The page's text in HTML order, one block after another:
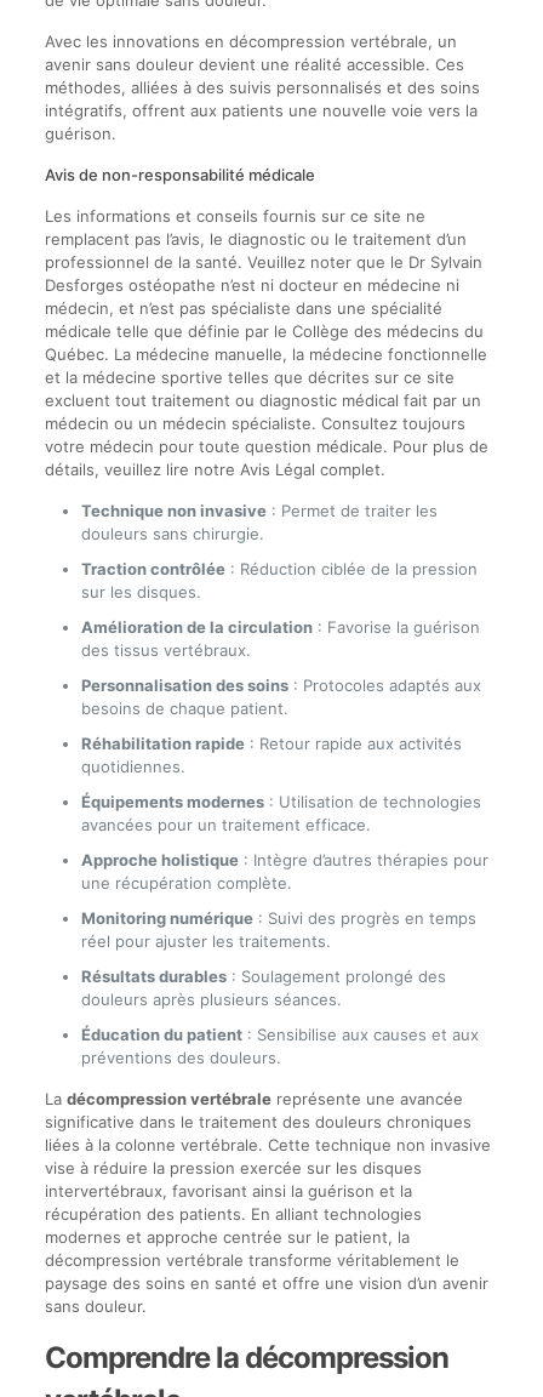
Avec les innovations en décompression vertébrale, un
avenir sans douleur devient une réalité accessible. Ces
méthodes, alliées à des suivis personnalisés et des soins
intégratifs, offrent aux patients une nouvelle voie vers la
guérison.
Avis de non-responsabilité médicale
Les informations et conseils fournis sur ce site ne
remplacent pas l’avis, le diagnostic ou le traitement d’un
professionnel de la santé. Veuillez noter que le Dr Sylvain
Desforges ostéopathe n’est ni docteur en médecine ni
médecin, et n’est pas spécialiste dans une spécialité
médicale telle que définie par le Collège des médecins du
Québec. La médecine manuelle, la médecine fonctionnelle
et la médecine sportive telles que décrites sur ce site
excluent tout traitement ou diagnostic médical fait par un
médecin ou un médecin spécialiste. Consultez toujours
votre médecin pour toute question médicale. Pour plus de
détails, veuillez lire notre Avis Légal complet.
Technique non invasive: Permet de traiter les
douleurs sans chirurgie.
Traction contrôlée: Réduction ciblée de la pression
sur les disques.
Amélioration de la circulation: Favorise la guérison
des tissus vertébraux.
Personnalisation des soins: Protocoles adaptés aux
besoins de chaque patient.
Réhabilitation rapide: Retour rapide aux activités
quotidiennes.
Équipements modernes: Utilisation de technologies
avancées pour un traitement efficace.
Approche holistique: Intègre d’autres thérapies pour
une récupération complète.
Monitoring numérique: Suivi des progrès en temps
réel pour ajuster les traitements.
Résultats durables: Soulagement prolongé des
douleurs après plusieurs séances.
Éducation du patient: Sensibilise aux causes et aux
préventions des douleurs.
La décompression vertébralereprésente une avancée
significative dans le traitement des douleurs chroniques
liées à la colonne vertébrale. Cette technique non invasive
vise à réduire la pression exercée sur les disques
intervertébraux, favorisant ainsi la guérison et la
récupération des patients. En alliant technologies
modernes et approche centrée sur le patient, la
décompression vertébrale transforme véritablement le
paysage des soins en santé et offre une vision d’un avenir
sans douleur.
Comprendre la décompression